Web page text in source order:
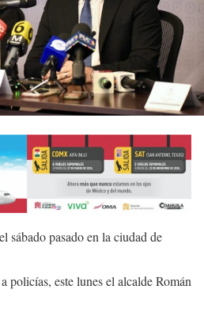
sábado pasado en la ciudad de
policías, este lunes el alcalde Román